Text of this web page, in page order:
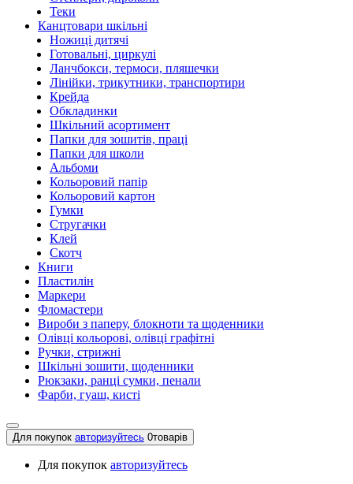
Теки
Канцтовари шкільні
Ножиці дитячі
Готовальні, циркулі
Ланчбокси, термоси, пляшечки
Лінійки, трикутники, транспортири
Крейда
Обкладинки
Шкільний асортимент
Папки для зошитів, праці
Папки для школи
Альбоми
Кольоровий папір
Кольоровий картон
Гумки
Стругачки
Клей
Скотч
Книги
Пластилін
Маркери
Фломастери
Вироби з паперу, блокноти та щоденники
Олівці кольорові, олівці графітні
Ручки, стрижні
Шкільні зошити, щоденники
Рюкзаки, ранці сумки, пенали
Фарби, гуаш, кисті
Для покупок авторизуйтесь 0товарів
Для покупок авторизуйтесь